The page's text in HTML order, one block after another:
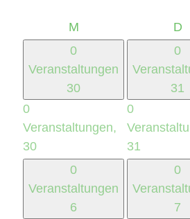
MMontag D
0
Veranstaltungen
30
0
Veranstaltungen,
30
0
31
0
31
0
Veranstaltungen
6
0
7